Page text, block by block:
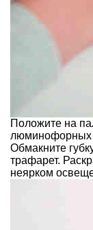
Положите на
люминофорных
Обмакните
трафарет.
неярком